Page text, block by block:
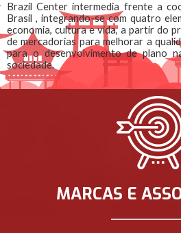
Brazil Center intermedia frente a
Brasil , integrando-se com quatro
economia, cultura e vida, a partir do
de mercadorias para melhorar a
para o desenvolvimento de plano
sociedade.
MARCAS E